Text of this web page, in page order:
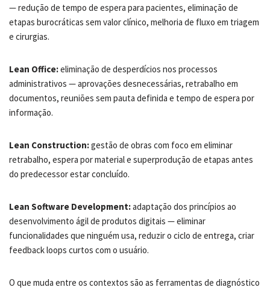
— redução de tempo de espera para pacientes, eliminação de
etapas burocráticas sem valor clínico, melhoria de fluxo em triagem
e cirurgias.
Lean Office:eliminação de desperdícios nos processos
administrativos — aprovações desnecessárias, retrabalho em
documentos, reuniões sem pauta definida e tempo de espera por
informação.
Lean Construction:gestão de obras com foco em eliminar
retrabalho, espera por material e superprodução de etapas antes
do predecessor estar concluído.
Lean Software Development:adaptação dos princípios ao
desenvolvimento ágil de produtos digitais — eliminar
funcionalidades que ninguém usa, reduzir o ciclo de entrega, criar
feedback loops curtos com o usuário.
O que muda entre os contextos são as ferramentas de diagnóstico